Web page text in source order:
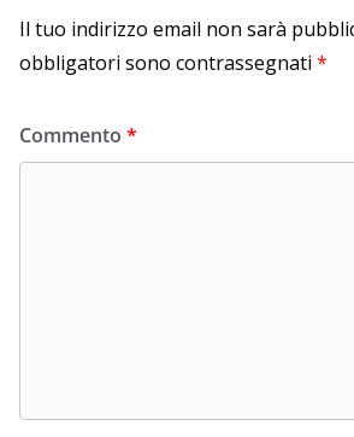
Il tuo indirizzo email non sarà
obbligatori sono contrassegnati *
Commento *